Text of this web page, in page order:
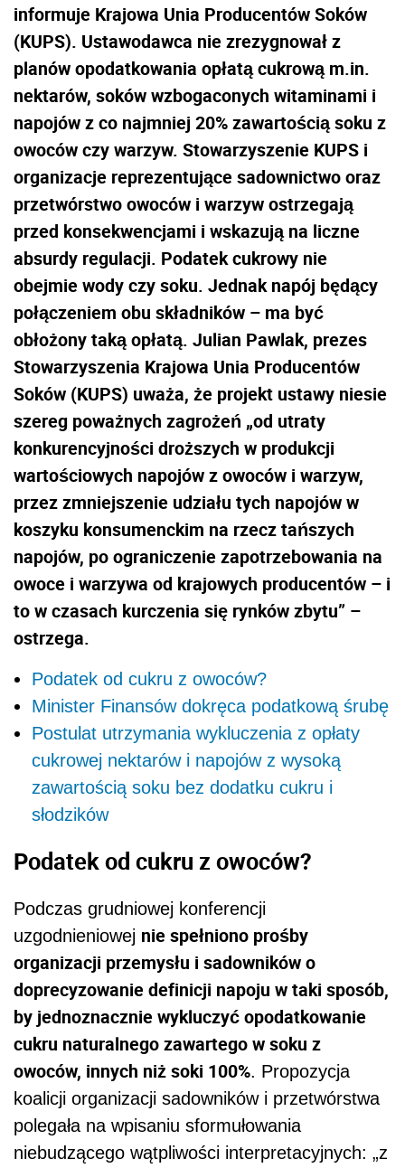
informuje Krajowa Unia Producentów Soków
(KUPS). Ustawodawca nie zrezygnował z
planów opodatkowania opłatą cukrową m.in.
nektarów, soków wzbogaconych witaminami i
napojów z co najmniej 20% zawartością soku z
owoców czy warzyw. Stowarzyszenie KUPS i
organizacje reprezentujące sadownictwo oraz
przetwórstwo owoców i warzyw ostrzegają
przed konsekwencjami i wskazują na liczne
absurdy regulacji. Podatek cukrowy nie
obejmie wody czy soku. Jednak napój będący
połączeniem obu składników – ma być
obłożony taką opłatą. Julian Pawlak, prezes
Stowarzyszenia Krajowa Unia Producentów
Soków (KUPS) uważa, że projekt ustawy niesie
szereg poważnych zagrożeń „od utraty
konkurencyjności droższych w produkcji
wartościowych napojów z owoców i warzyw,
przez zmniejszenie udziału tych napojów w
koszyku konsumenckim na rzecz tańszych
napojów, po ograniczenie zapotrzebowania na
owoce i warzywa od krajowych producentów – i
to w czasach kurczenia się rynków zbytu” –
ostrzega.
Podatek od cukru z owoców?
Minister Finansów dokręca podatkową śrubę
Postulat utrzymania wykluczenia z opłaty
cukrowej nektarów i napojów z wysoką
zawartością soku bez dodatku cukru i
słodzików
Podatek od cukru z owoców?
Podczas grudniowej konferencji
uzgodnieniowej nie spełniono prośby
organizacji przemysłu i sadowników o
doprecyzowanie definicji napoju w taki sposób,
by jednoznacznie wykluczyć opodatkowanie
cukru naturalnego zawartego w soku z
owoców, innych niż soki 100%. Propozycja
koalicji organizacji sadowników i przetwórstwa
polegała na wpisaniu sformułowania
niebudzącego wątpliwości interpretacyjnych: „z